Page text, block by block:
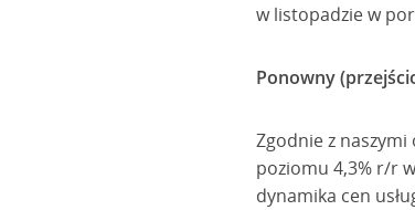
w listopadzie w
Ponowny
Zgodnie z
poziomu 4,3% r/r
dynamika cen